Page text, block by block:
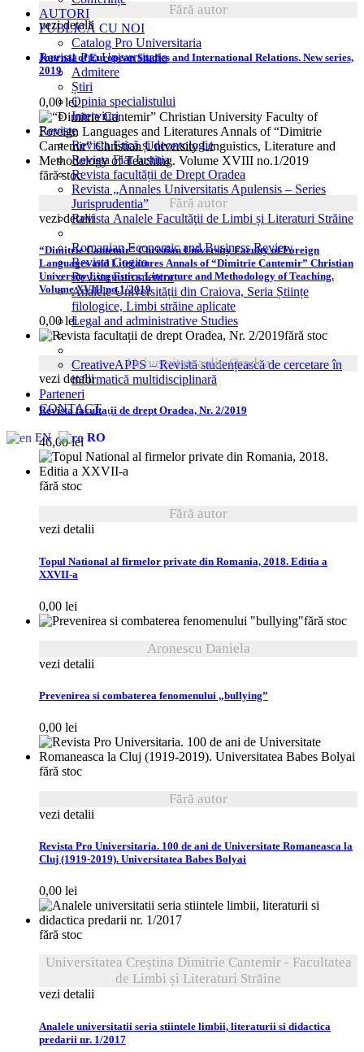
AUTORI
PUBLICĂ CU NOI
Catalog Pro Universitaria
Revista Pro Universitaria
Admitere
Știri
Opinia specialistului
Interviuri
Reviste
Revista Etică și deontologie
Revista Fiat Iustitia
Revista facultății de Drept Oradea
Revista „Annales Universitatis Apulensis – Series
Jurisprudentia”
Revista Analele Facultăţii de Limbi și Literaturi Străine
Romanian Economic and Business Review
Revista Cogito
Revista Euromentor
Analele Universității din Craiova, Seria Științe
filologice, Limbi străine aplicate
Legal and administrative Studies
CreativeAPPS – Revistă studențească de cercetare în
informatică multidisciplinară
Parteneri
CONTACT
EN RO
Fără autor
vezi detalii
Journal of European Studies and International Relations. New series,
2019
0,00lei
fără stoc
Fără autor
vezi detalii
“Dimitrie Cantemir” Christian University Faculty of Foreign
Languages and Literatures Annals of “Dimitrie Cantemir” Christian
University Linguistics, Literature and Methodology of Teaching.
Volume XVIII no.1/2019
0,00lei
fără stoc
Universitatea din Oradea
vezi detalii
Revista facultații de drept Oradea, Nr. 2/2019
46,00lei
fără stoc
Fără autor
vezi detalii
Topul National al firmelor private din Romania, 2018. Editia a
XXVII-a
0,00 lei
fără stoc
Aronescu Daniela
vezi detalii
Prevenirea si combaterea fenomenului „bullying”
0,00 lei
fără stoc
Fără autor
vezi detalii
Revista Pro Universitaria. 100 de ani de Universitate Romaneasca la
Cluj (1919-2019). Universitatea Babes Bolyai
0,00 lei
fără stoc
Universitatea Creștina Dimitrie Cantemir - Facultatea
de Limbi și Literaturi Străine
vezi detalii
Analele universitatii seria stiintele limbii, literaturii si didactica
predarii nr. 1/2017